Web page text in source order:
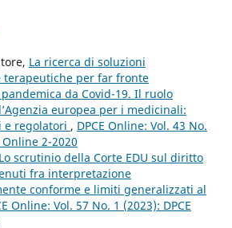
La ricerca di soluzioni
terapeutiche per far fronte
da Covid-19. Il ruolo
europea per i medicinali:
regolatori , DPCE Online: Vol. 43 No.
Online 2-2020
Lo scrutinio della Corte EDU sul diritto
fra interpretazione
conforme e limiti generalizzati al
Online: Vol. 57 No. 1 (2023): DPCE